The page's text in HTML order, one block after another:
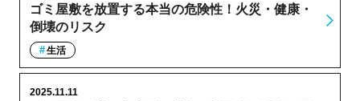
ゴミ屋敷を放置する本当の危険性！火災・健康・
倒壊のリスク
生活
2025.11.11